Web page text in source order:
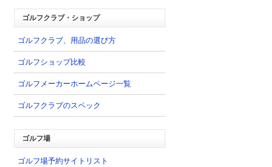
ゴルフクラブ・ショップ
ゴルフクラブ、用品の選び方
ゴルフショップ比較
ゴルフメーカーホームページ一覧
ゴルフクラブのスペック
ゴルフ場
ゴルフ場予約サイトリスト